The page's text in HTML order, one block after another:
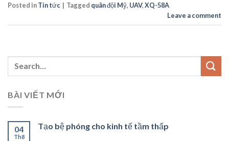
Posted inTin tức | Tagged quân đội Mỹ, UAV,XQ-58A
Leave a comment
BÀI VIẾT MỚI
04
Th8
Tạo bệ phóng cho kinh tế tầm thấp